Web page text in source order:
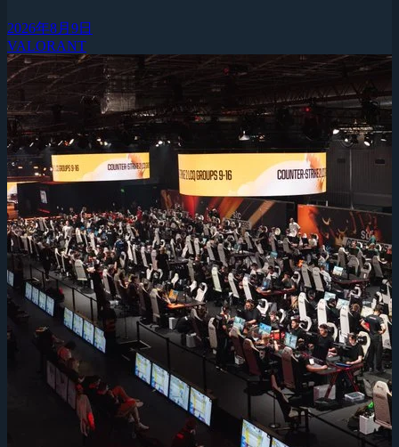
2026年8月9日
VALORANT